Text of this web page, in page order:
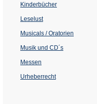
Kinderbücher
Leselust
Musicals / Oratorien
Musik und CD´s
Messen
Urheberrecht